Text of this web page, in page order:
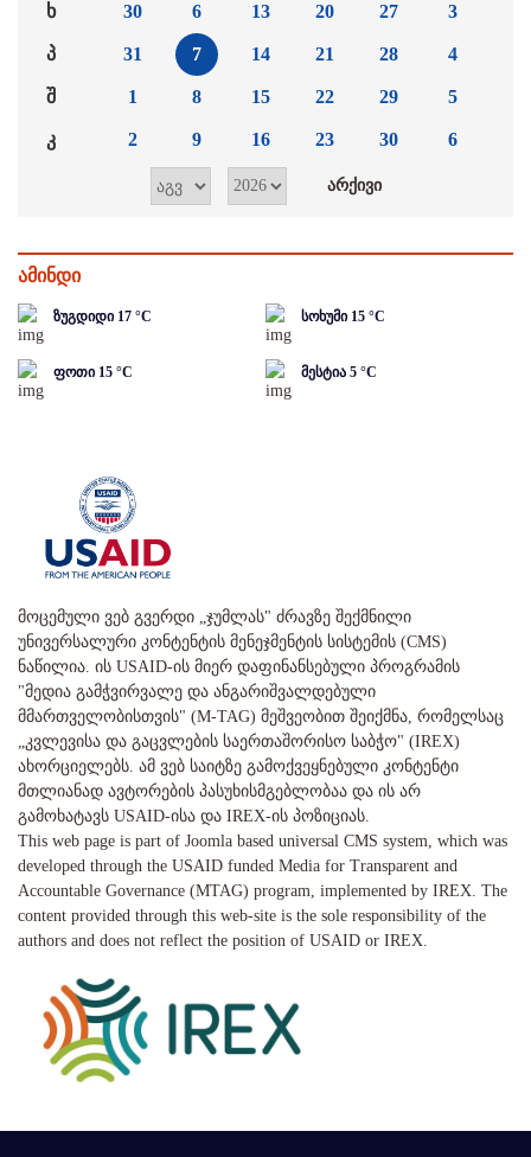
ხ
პ
შ
კ
30
31
1
2
6
7
8
9
13
14
15
16
20
21
22
23
27
28
29
30
3
4
5
6
ამინდი
ზუგდიდი 17 °C სოხუმი 15 °C
ფოთი 15 °C მესტია 5 °C
მოცემული ვებ გვერდი „ჯუმლას" ძრავზე შექმნილი
უნივერსალური კონტენტის მენეჯმენტის სისტემის (CMS)
ნაწილია. ის USAID-ის მიერ დაფინანსებული პროგრამის
"მედია გამჭვირვალე და ანგარიშვალდებული
მმართველობისთვის" (M-TAG) მეშვეობით შეიქმნა, რომელსაც
„კვლევისა და გაცვლების საერთაშორისო საბჭო" (IREX)
ახორციელებს. ამ ვებ საიტზე გამოქვეყნებული კონტენტი
მთლიანად ავტორების პასუხისმგებლობაა და ის არ
გამოხატავს USAID-ისა და IREX-ის პოზიციას.
This web page is part of Joomla based universal CMS system, which was
developed through the USAID funded Media for Transparent and
Accountable Governance (MTAG) program, implemented by IREX. The
content provided through this web-site is the sole responsibility of the
authors and does not reflect the position of USAID or IREX.